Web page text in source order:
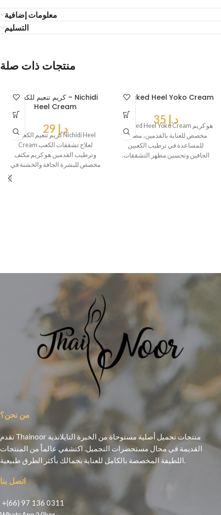
معلومات إضافية
التسليم
منتجات ذات صلة
كريم تنعيم للكعبين – Nichidi
Heel Cream
د.إكريم تنعيم الكعبين Nichidi Heel
Cream لعلاج تشققات الكعب
وترطيب القدمين هو كريم مكثف
مخصص للبشرة الجافة والخشنة في
Cracked Heel Yoko Cream
د.إ
Cracked Heel Yoko Cream هو كريم
مخصص للعناية بالقدمين، مصمم
للمساعدة في ترطيب الكعبين
الجافين وتحسين مظهر التشققات.
من نحن؟
تقدم Thainoor منتجات تجميل أصلية مستوحاة من الخبرة التايلاندية
القديمة في مجال مستحضرات التجميل. اكتشفي عالماً من المنتجات
اللطيفة المخصصة بالكامل للعناية بجمالك بأكثر الطرق طبيعية.
اتصل بنا
+(66) 97 136 0311